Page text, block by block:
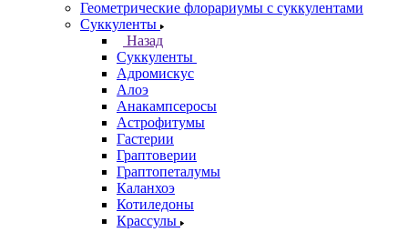
Геометрические флорариумы с суккулентами
Суккуленты
Назад
Суккуленты
Адромискус
Алоэ
Анакампсеросы
Астрофитумы
Гастерии
Граптоверии
Граптопеталумы
Каланхоэ
Котиледоны
Крассулы